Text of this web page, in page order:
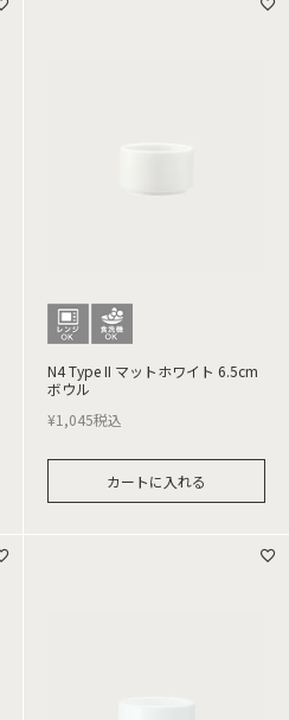
N4 Type II マットホワイト 6.5cm
ボウル
¥1,045税込
カートに入れる